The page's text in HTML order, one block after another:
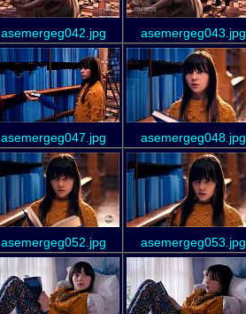
asemergeg042.jpg asemergeg043.jpg
asemergeg047.jpg asemergeg048.jpg
asemergeg052.jpg asemergeg053.jpg